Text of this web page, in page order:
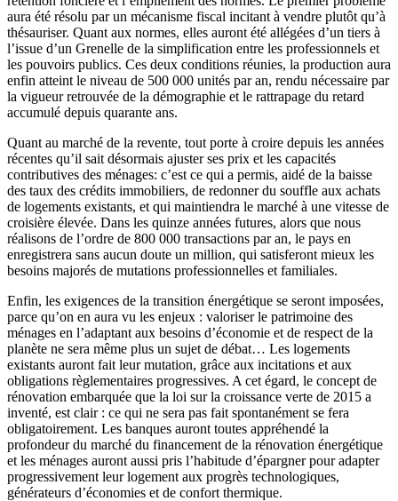
aura été résolu par un mécanisme fiscal incitant à vendre plutôt qu’à
thésauriser. Quant aux normes, elles auront été allégées d’un tiers à
l’issue d’un Grenelle de la simplification entre les professionnels et
les pouvoirs publics. Ces deux conditions réunies, la production aura
enfin atteint le niveau de 500 000 unités par an, rendu nécessaire par
la vigueur retrouvée de la démographie et le rattrapage du retard
accumulé depuis quarante ans.
Quant au marché de la revente, tout porte à croire depuis les années
récentes qu’il sait désormais ajuster ses prix et les capacités
contributives des ménages: c’est ce qui a permis, aidé de la baisse
des taux des crédits immobiliers, de redonner du souffle aux achats
de logements existants, et qui maintiendra le marché à une vitesse de
croisière élevée. Dans les quinze années futures, alors que nous
réalisons de l’ordre de 800 000 transactions par an, le pays en
enregistrera sans aucun doute un million, qui satisferont mieux les
besoins majorés de mutations professionnelles et familiales.
Enfin, les exigences de la transition énergétique se seront imposées,
parce qu’on en aura vu les enjeux : valoriser le patrimoine des
ménages en l’adaptant aux besoins d’économie et de respect de la
planète ne sera même plus un sujet de débat… Les logements
existants auront fait leur mutation, grâce aux incitations et aux
obligations règlementaires progressives. A cet égard, le concept de
rénovation embarquée que la loi sur la croissance verte de 2015 a
inventé, est clair : ce qui ne sera pas fait spontanément se fera
obligatoirement. Les banques auront toutes appréhendé la
profondeur du marché du financement de la rénovation énergétique
et les ménages auront aussi pris l’habitude d’épargner pour adapter
progressivement leur logement aux progrès technologiques,
générateurs d’économies et de confort thermique.